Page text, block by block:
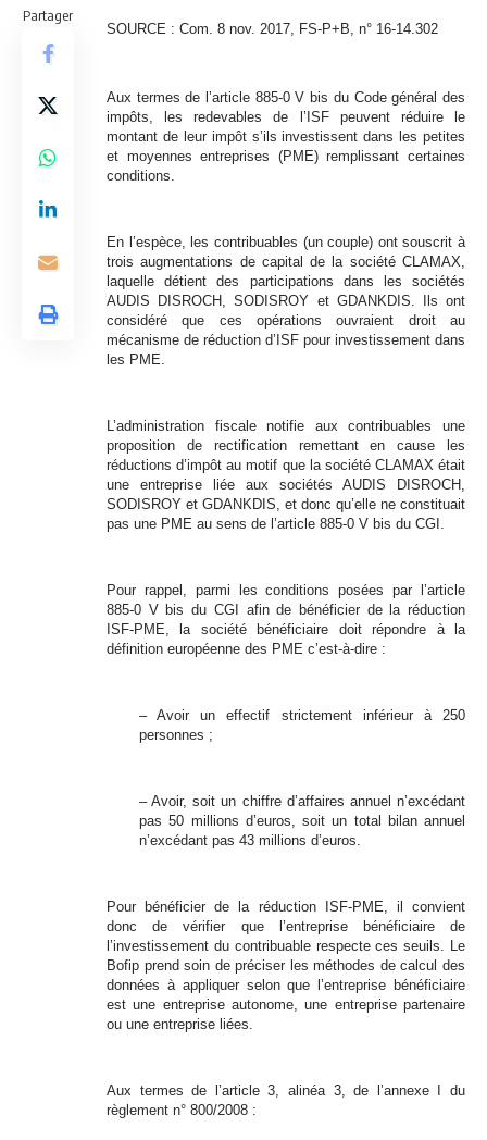
Partager
SOURCE : Com. 8 nov. 2017, FS-P+B, n° 16-14.302
Aux termes de l’article 885-0 V bis du Code général des
impôts, les redevables de l’ISF peuvent réduire le
montant de leur impôt s’ils investissent dans les petites
et moyennes entreprises (PME) remplissant certaines
conditions.
En l’espèce, les contribuables (un couple) ont souscrit à
trois augmentations de capital de la société CLAMAX,
laquelle détient des participations dans les sociétés
AUDIS DISROCH, SODISROY et GDANKDIS. Ils ont
considéré que ces opérations ouvraient droit au
mécanisme de réduction d’ISF pour investissement dans
les PME.
L’administration fiscale notifie aux contribuables une
proposition de rectification remettant en cause les
réductions d’impôt au motif que la société CLAMAX était
une entreprise liée aux sociétés AUDIS DISROCH,
SODISROY et GDANKDIS, et donc qu’elle ne constituait
pas une PME au sens de l’article 885-0 V bis du CGI.
Pour rappel, parmi les conditions posées par l’article
885-0 V bis du CGI afin de bénéficier de la réduction
ISF-PME, la société bénéficiaire doit répondre à la
définition européenne des PME c’est-à-dire :
– Avoir un effectif strictement inférieur à 250
personnes ;
– Avoir, soit un chiffre d’affaires annuel n’excédant
pas 50 millions d’euros, soit un total bilan annuel
n’excédant pas 43 millions d’euros.
Pour bénéficier de la réduction ISF-PME, il convient
donc de vérifier que l’entreprise bénéficiaire de
l’investissement du contribuable respecte ces seuils. Le
Bofip prend soin de préciser les méthodes de calcul des
données à appliquer selon que l’entreprise bénéficiaire
est une entreprise autonome, une entreprise partenaire
ou une entreprise liées.
Aux termes de l’article 3, alinéa 3, de l’annexe I du
règlement n° 800/2008 :